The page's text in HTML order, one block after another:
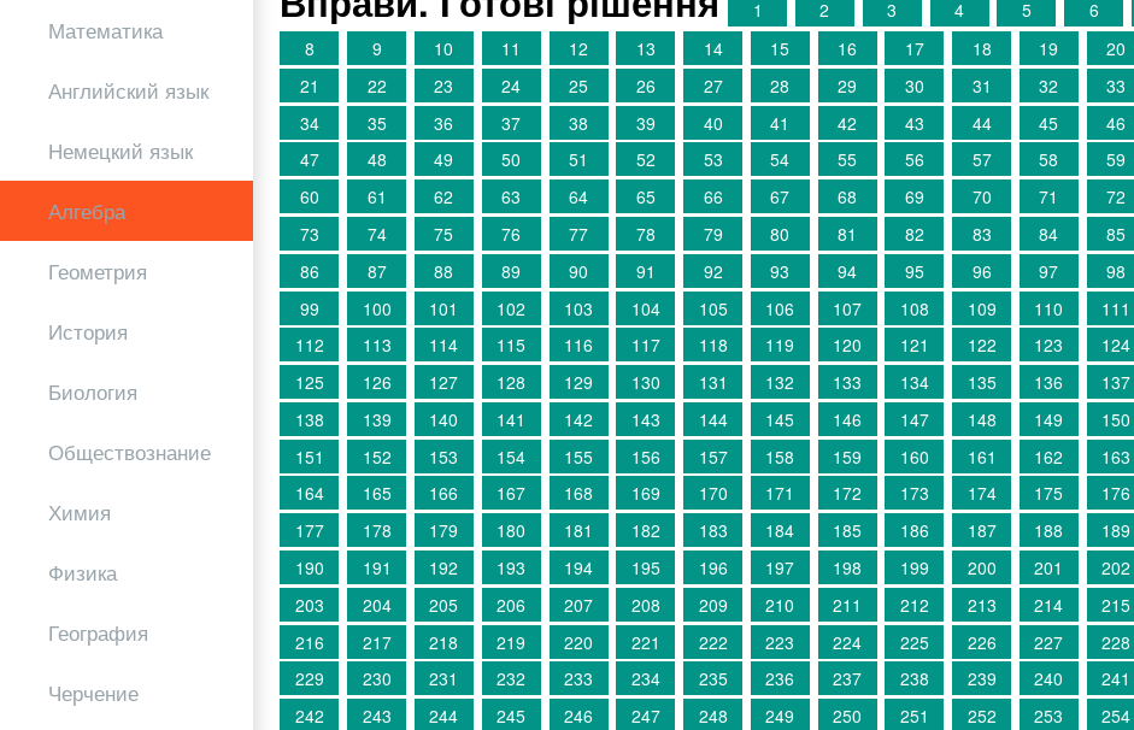
Математика
Английский язык
Немецкий язык
Алгебра
Геометрия
История
Биология
Обществознание
Химия
Физика
География
Черчение
1 2 3 4 5 6
8
9 10 11 12 13 14 15 16 17 18 19
20
21
22 23 24 25 26 27 28 29 30 31 32
33
34
35 36 37 38 39 40 41 42 43 44 45
46
47
48 49 50 51 52 53 54 55 56 57 58
59
60
61 62 63 64 65 66 67 68 69 70 71
72
73
74 75 76 77 78 79 80 81 82 83 84
85
86
87 88 89 90 91 92 93 94 95 96 97
98
99
100 101 102 103 104 105 106 107 108 109 110
111
112
113 114 115 116 117 118 119 120 121 122 123
124
125
126 127 128 129 130 131 132 133 134 135 136
137
138
139 140 141 142 143 144 145 146 147 148 149
150
151
152 153 154 155 156 157 158 159 160 161 162
163
164
165 166 167 168 169 170 171 172 173 174 175
176
177
178 179 180 181 182 183 184 185 186 187 188
189
190
191 192 193 194 195 196 197 198 199 200 201
202
203
204 205 206 207 208 209 210 211 212 213 214
215
216
217 218 219 220 221 222 223 224 225 226 227
228
229
230 231 232 233 234 235 236 237 238 239 240
241
242
243 244 245 246 247 248 249 250 251 252 253
254